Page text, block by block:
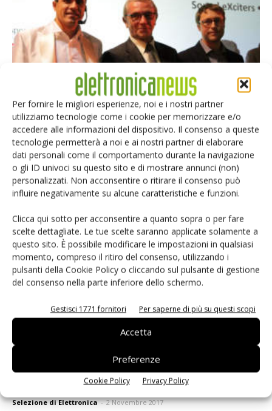
Per fornire le migliori esperienze, noi e i nostri partner
utilizziamo tecnologie come i cookie per memorizzare e/o
accedere alle informazioni del dispositivo. Il consenso a queste
tecnologie permetterà a noi e ai nostri partner di elaborare
dati personali come il comportamento durante la navigazione
o gli ID univoci su questo sito e di mostrare annunci (non)
personalizzati. Non acconsentire o ritirare il consenso può
influire negativamente su alcune caratteristiche e funzioni.
Clicca qui sotto per acconsentire a quanto sopra o per fare
scelte dettagliate. Le tue scelte saranno applicate solamente a
questo sito. È possibile modificare le impostazioni in qualsiasi
momento, compreso il ritiro del consenso, utilizzando i
pulsanti della Cookie Policy o cliccando sul pulsante di gestione
del consenso nella parte inferiore dello schermo.
Gestisci 1771 fornitori Per saperne di più su questi scopi
Accetta
Preferenze
Cookie Policy Privacy Policy
Guarda le foto della premiazione della categoria
Elettromeccanici
Laura Reggiani - Selezione di Elettronica- 13 Novembre 2017
L’interruttore a pulsante più sottile del settore
Selezione di Elettronica- 2 Novembre 2017